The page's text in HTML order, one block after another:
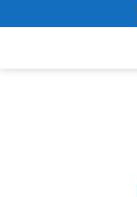
ke